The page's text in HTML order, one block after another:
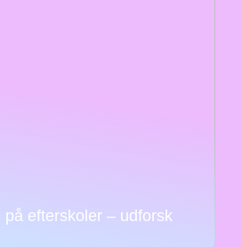
på efterskoler – udforsk